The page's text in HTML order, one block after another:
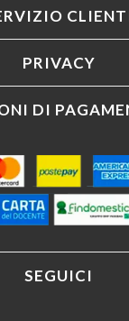
PRIVACY
DI
SEGUICI